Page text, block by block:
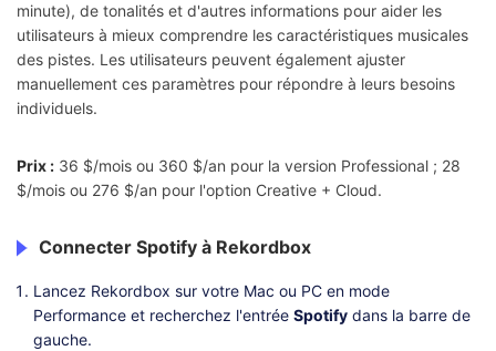
minute), de tonalités et d'autres informations pour aider les
utilisateurs à mieux comprendre les caractéristiques musicales
des pistes. Les utilisateurs peuvent également ajuster
manuellement ces paramètres pour répondre à leurs besoins
individuels.
Prix : 36 $/mois ou 360 $/an pour la version Professional ; 28
$/mois ou 276 $/an pour l'option Creative + Cloud.
Connecter Spotify à Rekordbox
Lancez Rekordbox sur votre Mac ou PC en mode
Performance et recherchez l'entrée Spotify dans la barre de
gauche.